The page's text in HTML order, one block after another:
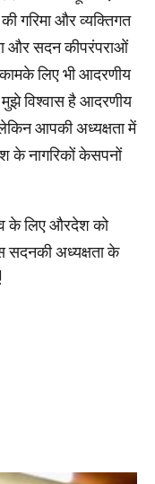
गरिमा और व्यक्तिगत
और सदन कीपरंपराओं
लिए भी आदरणीय
विश्वास है आदरणीय
आपकी अध्यक्षता में
के नागरिकों केसपनों
के लिए औरदेश को
सदनकी अध्यक्षता के